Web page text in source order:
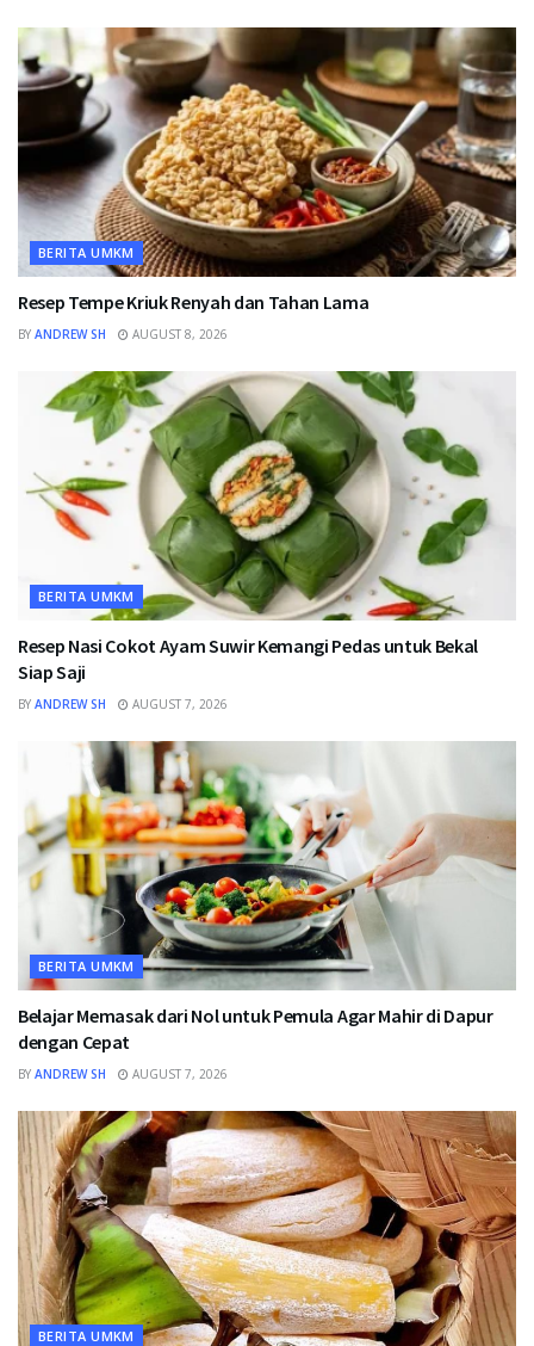
BERITA UMKM
Resep Tempe Kriuk Renyah dan Tahan Lama
BY ANDREW SH AUGUST 8, 2026
BERITA UMKM
Resep Nasi Cokot Ayam Suwir Kemangi Pedas untuk Bekal
Siap Saji
BY ANDREW SH AUGUST 7, 2026
BERITA UMKM
Belajar Memasak dari Nol untuk Pemula Agar Mahir di Dapur
dengan Cepat
BY ANDREW SH AUGUST 7, 2026
BERITA UMKM